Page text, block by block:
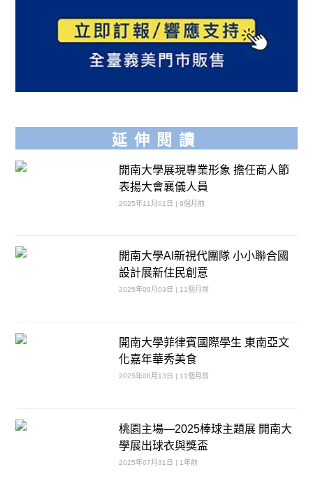
延伸閱讀
開南大學展現專業形象 擔任商人節
表揚大會襄儀人員
2025年11月01日 | 9個月前
開南大學AI新視代團隊 小小聯合國
設計展新住民創意
2025年09月03日 | 11個月前
開南大學菲律賓國際學生 東南亞文
化嘉年華秀美食
2025年08月13日 | 11個月前
桃園主場—2025棒球主題展 開南大
學展出球衣與獎盃
2025年07月31日 | 1年前